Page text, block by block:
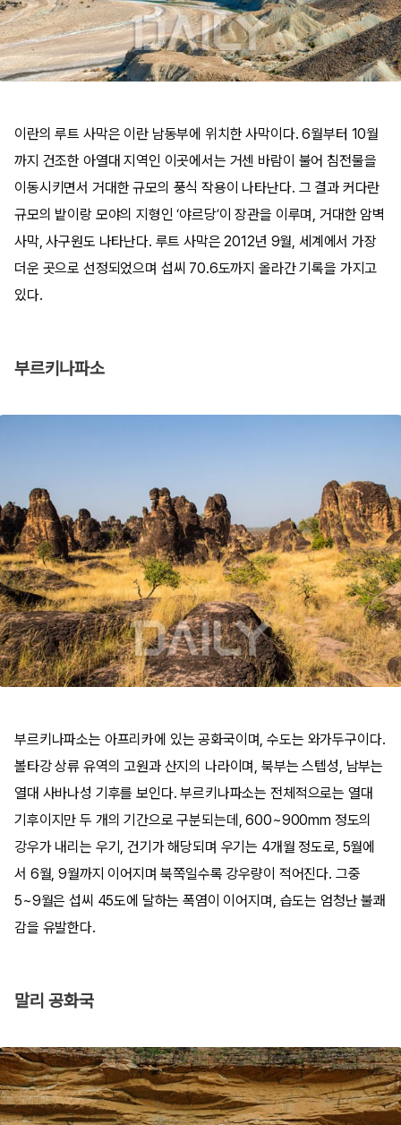
이란의 루트 사막은 이란 남동부에 위치한 사막이다. 6월부터 10월
까지 건조한 아열대 지역인 이곳에서는 거센 바람이 불어 침전물을
이동시키면서 거대한 규모의 풍식 작용이 나타난다. 그 결과 커다란
규모의 밭이랑 모야의 지형인 ‘야르당’이 장관을 이루며, 거대한 암벽
사막, 사구원도 나타난다. 루트 사막은 2012년 9월, 세계에서 가장
더운 곳으로 선정되었으며 섭씨 70.6도까지 올라간 기록을 가지고
있다.
부르키나파소
부르키나파소는 아프리카에 있는 공화국이며, 수도는 와가두구이다.
볼타강 상류 유역의 고원과 산지의 나라이며, 북부는 스텝성, 남부는
열대 사바나성 기후를 보인다. 부르키나파소는 전체적으로는 열대
기후이지만 두 개의 기간으로 구분되는데, 600~900mm 정도의
강우가 내리는 우기, 건기가 해당되며 우기는 4개월 정도로, 5월에
서 6월, 9월까지 이어지며 북쪽일수록 강우량이 적어진다. 그중
5~9월은 섭씨 45도에 달하는 폭염이 이어지며, 습도는 엄청난 불쾌
감을 유발한다.
말리 공화국